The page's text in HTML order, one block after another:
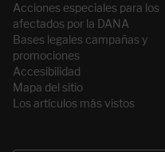
Acciones especiales para los
afectados por la DANA
Bases legales campañas y
promociones
Accesibilidad
Mapa del sitio
Los artículos más vistos